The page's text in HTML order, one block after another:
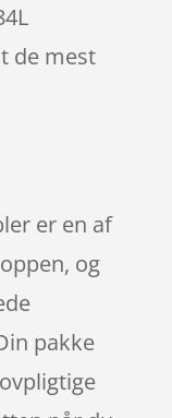
de mest
er en af
og
pakke